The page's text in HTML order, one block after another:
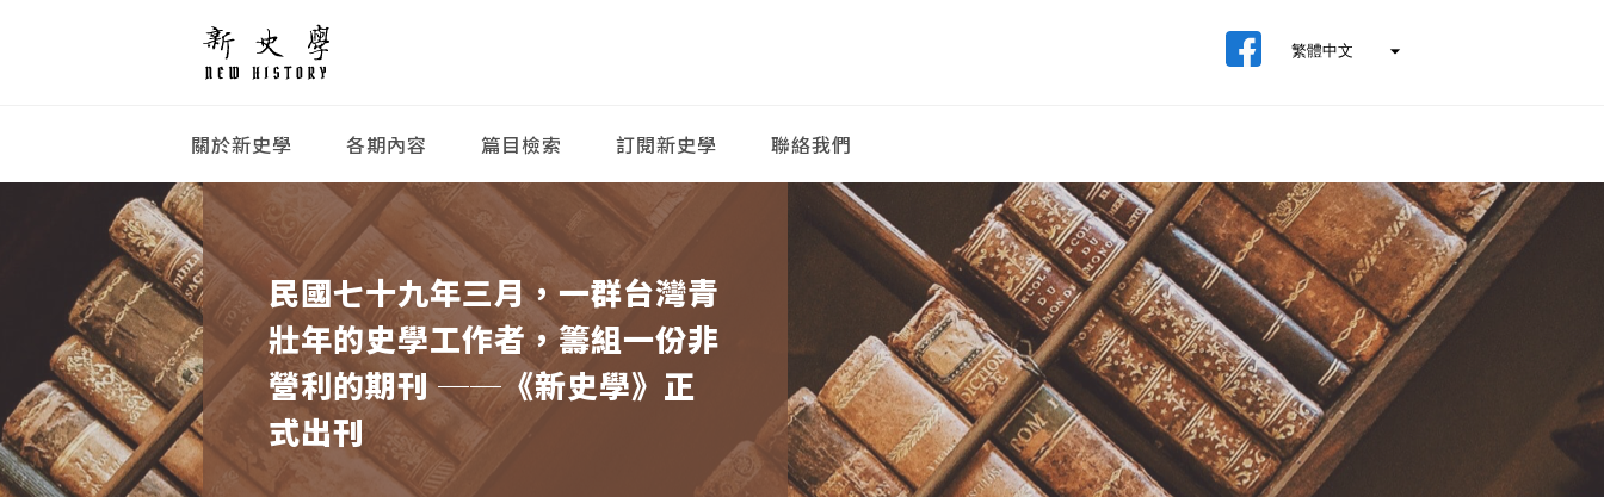
關於新史學 各期內容 篇目檢索 訂閱新史學 聯絡我們
民國七十九年三月，一群台灣青
壯年的史學工作者，籌組一份非
營利的期刊 ──《新史學》正
式出刊